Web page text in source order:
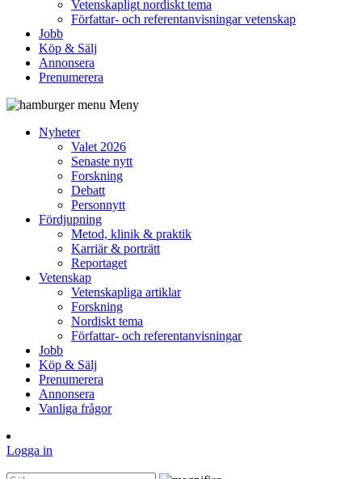
Vetenskapligt nordiskt tema
Författar- och referentanvisningar vetenskap
Jobb
Köp & Sälj
Annonsera
Prenumerera
Meny
Nyheter
Valet 2026
Senaste nytt
Forskning
Debatt
Personnytt
Fördjupning
Metod, klinik & praktik
Karriär & porträtt
Reportaget
Vetenskap
Vetenskapliga artiklar
Forskning
Nordiskt tema
Författar- och referentanvisningar
Jobb
Köp & Sälj
Prenumerera
Annonsera
Vanliga frågor
Logga in